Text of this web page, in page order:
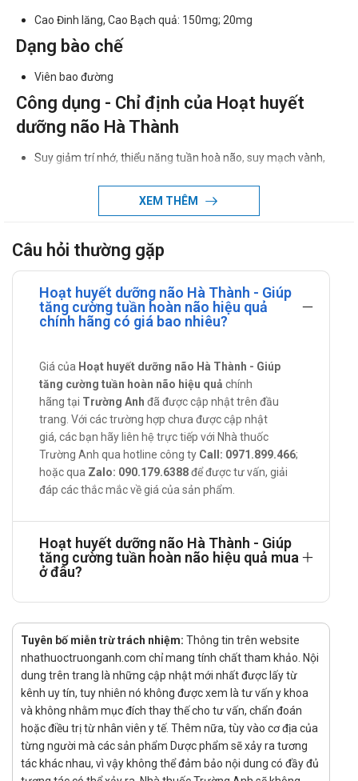
Cao Đinh lăng, Cao Bạch quả: 150mg; 20mg
Dạng bào chế
Viên bao đường
Công dụng - Chỉ định của Hoạt huyết
dưỡng não Hà Thành
Suy giảm trí nhớ, thiểu năng tuần hoà não, suy mạch vành,
Đau đầu, hoa mắt, chóng mặt, ù tai, mất ngủ, mất thăng
não, người làm việc, học tập trí óc căng thẳng, mệt mỏi.
Chống chỉ định của Hoạt huyết dưỡng
não Hà Thành
Mẫn cảm với các thành phần của sản phẩm.
Người có rối loạn về đông máu.
Người đang có xuất huyết
Cách dùng - Liều dùng Hoạt huyết dưỡng
não Hà Thành
Cách dùng:
Người lớn: uống 2-3 viên/lần; 3 lần/ngày
Trẻ em: uống 1-2 viên/lần; 3 lần/ngày
Lưu ý khi sử dụng Hoạt huyết dưỡng não
Hà Thành
Sản phẩm này không phải là thuốc và không có tác dụng thay
thế thuốc chữa bệnh.
Đọc kỹ hướng dẫn sử dụng trước khi dùng.
Hiệu quả của sản phẩm có thể thay đổi tùy theo cơ địa của
mỗi người.
XEM THÊM
Câu hỏi thường gặp
Hoạt huyết dưỡng não Hà Thành - Giúp
tăng cường tuần hoàn não hiệu quả
chính hãng có giá bao nhiêu?
Giá của Hoạt huyết dưỡng não Hà Thành - Giúp
tăng cường tuần hoàn não hiệu quả chính
hãng tại Trường Anh đã được cập nhật trên đầu
trang. Với các trường hợp chưa được cập nhật
giá, các bạn hãy liên hệ trực tiếp với Nhà thuốc
Trường Anh qua hotline công ty Call: 0971.899.466;
hoặc qua Zalo: 090.179.6388để được tư vấn, giải
đáp các thắc mắc về giá của sản phẩm.
Hoạt huyết dưỡng não Hà Thành - Giúp
tăng cường tuần hoàn não hiệu quả mua
ở đâu?
Tuyên bố miễn trừ trách nhiệm: Thông tin trên website
nhathuoctruonganh.com chỉ mang tính chất tham khảo. Nội
dung trên trang là những cập nhật mới nhất được lấy từ
kênh uy tín, tuy nhiên nó không được xem là tư vấn y khoa
và không nhằm mục đích thay thế cho tư vấn, chẩn đoán
hoặc điều trị từ nhân viên y tế. Thêm nữa, tùy vào cơ địa của
từng người mà các sản phẩm Dược phẩm sẽ xảy ra tương
tác khác nhau, vì vậy không thể đảm bảo nội dung có đầy đủ